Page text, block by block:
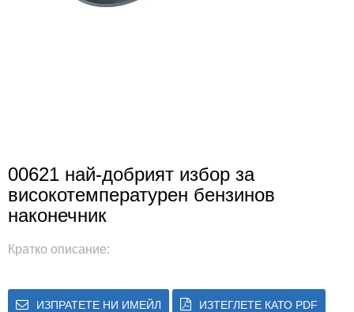
00621 най-добрият избор за
високотемпературен бензинов
наконечник
Кратко описание:
ИЗПРАТЕТЕ НИ ИМЕЙЛ ИЗТЕГЛЕТЕ КАТО PDF